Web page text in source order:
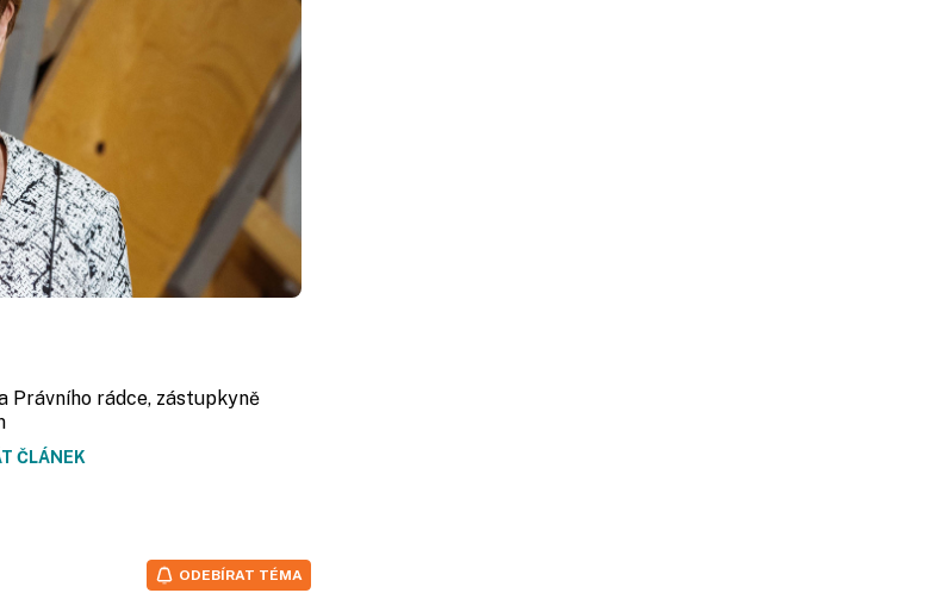
Právního rádce, zástupkyně
ČLÁNEK
ODEBÍRAT TÉMA